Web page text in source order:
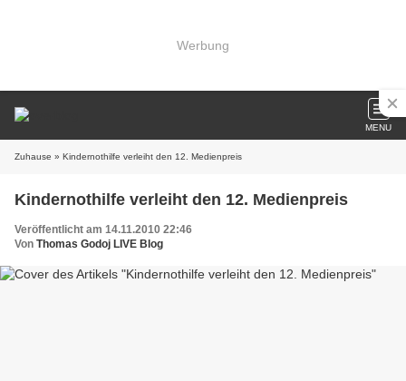
Werbung
MENU
Zuhause » Kindernothilfe verleiht den 12. Medienpreis
Kindernothilfe verleiht den 12. Medienpreis
Veröffentlicht am 14.11.2010 22:46
Von Thomas Godoj LIVE Blog